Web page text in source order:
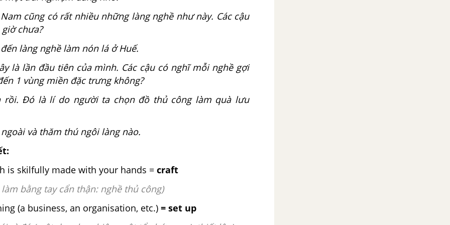
cũng có rất nhiều những làng nghề như này. Các cậu
chưa?
làng nghề làm nón lá ở Huế.
là lần đầu tiên của mình. Các cậu có nghĩ mỗi nghề gợi
1 vùng miền đặc trưng không?
rồi. Đó là lí do người ta chọn đồ thủ công làm quà lưu
và thăm thú ngôi làng nào.
is skilfully made with your hands = craft
bằng tay cẩn thận: nghề thủ công)
(a business, an organisation, etc.) = set up